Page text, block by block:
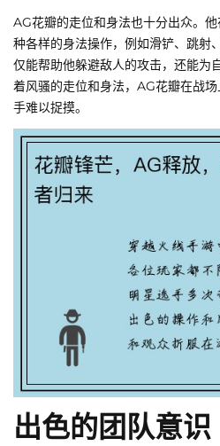
AG花瓣的走位和身法也十分出众。
种各样的身法操作，例如滑铲、跳射
仅能帮助他躲避敌人的攻击，还能为
着风骚的走位和身法，AG花瓣在战
手难以捉摸。
出色的团队意识